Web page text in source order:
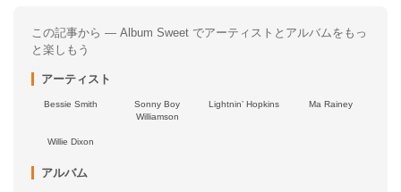
この記事から — Album Sweet でアーティストとアルバムをもっ
と楽しもう
アーティスト
Bessie Smith
Sonny Boy
Williamson
Lightnin’ Hopkins Ma Rainey
Willie Dixon
アルバム